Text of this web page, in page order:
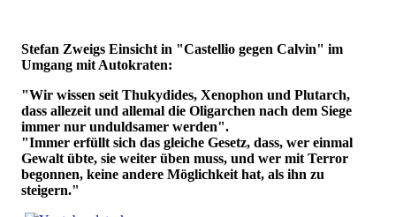
Stefan Zweigs Einsicht in "Castellio gegen Calvin" im
Umgang mit Autokraten:
"Wir wissen seit Thukydides, Xenophon und Plutarch,
dass allezeit und allemal die Oligarchen nach dem Siege
immer nur unduldsamer werden".
"Immer erfüllt sich das gleiche Gesetz, dass, wer einmal
Gewalt übte, sie weiter üben muss, und wer mit Terror
begonnen, keine andere Möglichkeit hat, als ihn zu
steigern."